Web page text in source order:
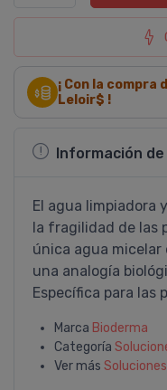
¡ Con la
Leloir$ !
Información
El agua limpiadora
la fragilidad de las
única agua
una analogí­a
Especí­fica para las
Marca Bioderma
Categoría
Ver más